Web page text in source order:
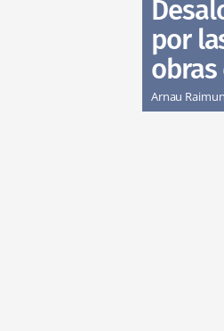
por
Arnau